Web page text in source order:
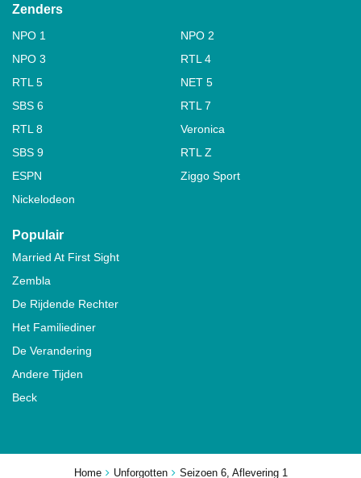
Home Unforgotten Seizoen 6, Aflevering 1
Zenders
NPO 1
NPO 2
NPO 3
RTL 4
RTL 5
NET 5
SBS 6
RTL 7
RTL 8
Veronica
SBS 9
RTL Z
ESPN
Ziggo Sport
Nickelodeon
Populair
Married At First Sight
Zembla
De Rijdende Rechter
Het Familiediner
De Verandering
Andere Tijden
Beck